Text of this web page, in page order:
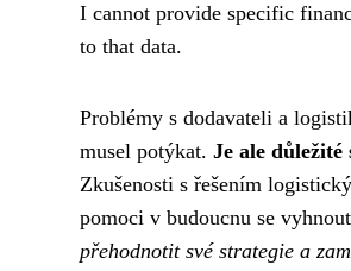
I cannot provide specific
to that data.
Problémy s dodavateli a
musel potýkat. Je ale
Zkušenosti s řešením
pomoci v budoucnu se
přehodnotit své strategie a